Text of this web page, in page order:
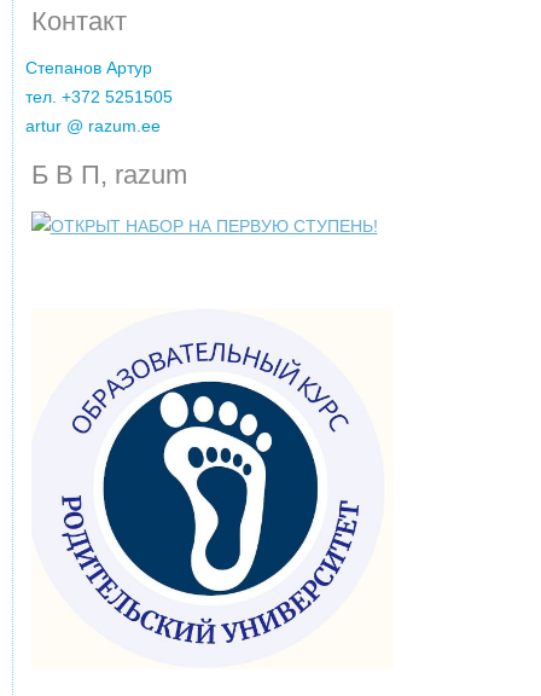
Контакт
Cтепанов Артур
тел. +372 5251505
artur @ razum.ee
Б В П, razum